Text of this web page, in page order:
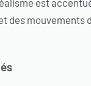
est
des mouvements